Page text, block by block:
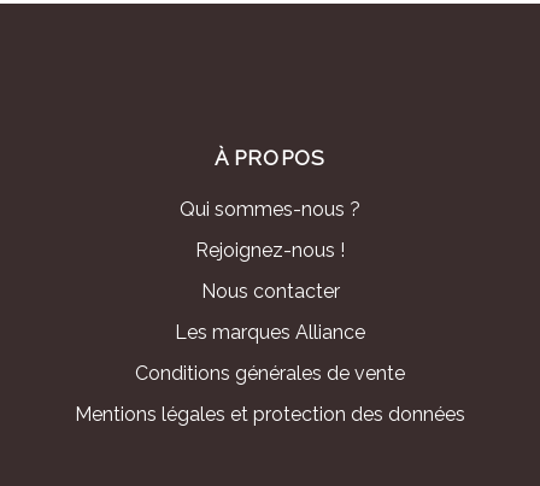
À PROPOS
Qui sommes-nous ?
Rejoignez-nous !
Nous contacter
Les marques Alliance
Conditions générales de vente
Mentions légales et protection des données